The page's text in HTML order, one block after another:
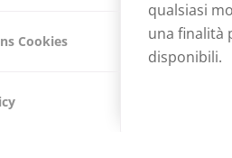
Cookies
qualsiasi
una finalità
disponibili.